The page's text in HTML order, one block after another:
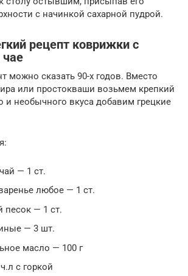
с начинкой сахарной пудрой.
рецепт коврижки с
чае
можно сказать 90-х годов. Вместо
или простокваши возьмем крепкий
и необычного вкуса добавим грецкие
— 1 ст.
любое — 1 ст.
песок — 1 ст.
— 3 шт.
масло — 100 г
с горкой